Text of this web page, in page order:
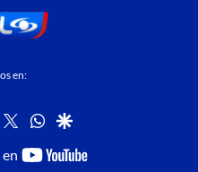
en:
instagram
twitterwhatsapp
google
youtube-